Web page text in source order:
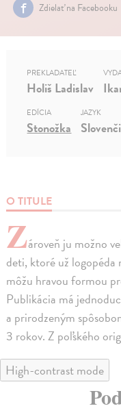
Zdielať na Facebooku
O TITULE
Zároveň ju možno
deti, ktoré už logopéda
môžu hravou formou
Publikácia má
a prirodzeným
3 rokov. Z poľského
PREKLADATEĽ
Holiš Ladislav
EDÍCIA
Stonožka
JAZYK
High-contrast mode